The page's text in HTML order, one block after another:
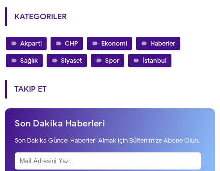
KATEGORILER
Akparti CHP Ekonomi Haberler
Sağlık Siyaset Spor İstanbul
TAKIP ET
Son Dakika Haberleri
Son Dakika Güncel Haberleri Almak için Bültenimize Abone Olun.